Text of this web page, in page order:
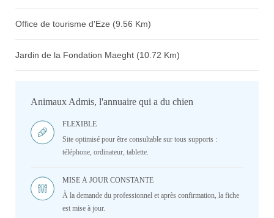
Office de tourisme d'Eze (9.56 Km)
Jardin de la Fondation Maeght (10.72 Km)
Animaux Admis, l'annuaire qui a du chien
FLEXIBLE
Site optimisé pour être consultable sur tous supports :
téléphone, ordinateur, tablette.
MISE À JOUR CONSTANTE
À la demande du professionnel et après confirmation, la fiche
est mise à jour.